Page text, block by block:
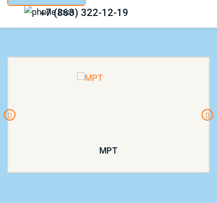
+7 (863) 322-12-19
МРТ